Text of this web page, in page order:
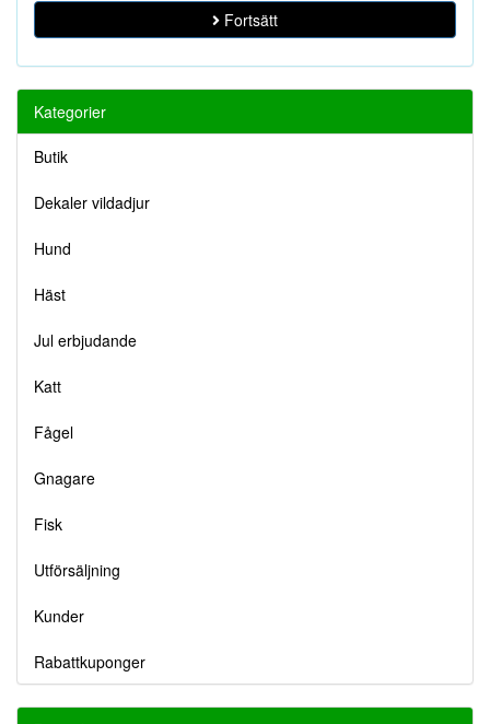
Fortsätt
Kategorier
Butik
Dekaler vildadjur
Hund
Häst
Jul erbjudande
Katt
Fågel
Gnagare
Fisk
Utförsäljning
Kunder
Rabattkuponger